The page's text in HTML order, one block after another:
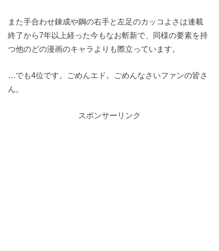
また手合わせ錬成や鋼の右手と左足のカッコよさは連載
終了から7年以上経った今もなお斬新で、同様の要素を持
つ他のどの漫画のキャラよりも際立っています。
…でも4位です。ごめんエド。ごめんなさいファンの皆さ
ん。
スポンサーリンク